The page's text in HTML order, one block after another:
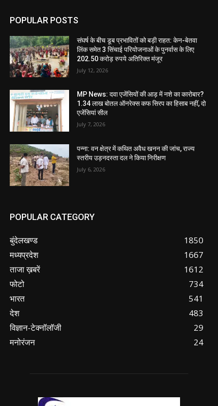
POPULAR POSTS
संघर्ष के बीच डूब प्रभावितों को बड़ी राहत: केन-बेतवा
लिंक समेत 3 सिंचाई परियोजनाओं के पुनर्वास के लिए
202.50 करोड़ रुपये अतिरिक्त मंजूर
July 12, 2026
MP News: दवा एजेंसियों की आड़ में नशे का कारोबार?
1.34 लाख बोतल ऑनरेक्स कफ सिरप का हिसाब नहीं, दो
एजेंसियां सील
July 7, 2026
पन्ना: वन क्षेत्र में कथित अवैध खनन की जांच, राज्य
स्तरीय उड़नदस्ता दल ने किया निरीक्षण
July 6, 2026
POPULAR CATEGORY
बुंदेलखण्ड
1850
मध्यप्रदेश
1667
ताजा ख़बरें
1612
फोटो
734
भारत
541
देश
483
विज्ञान-टेक्नॉलॉजी
29
मनोरंजन
24